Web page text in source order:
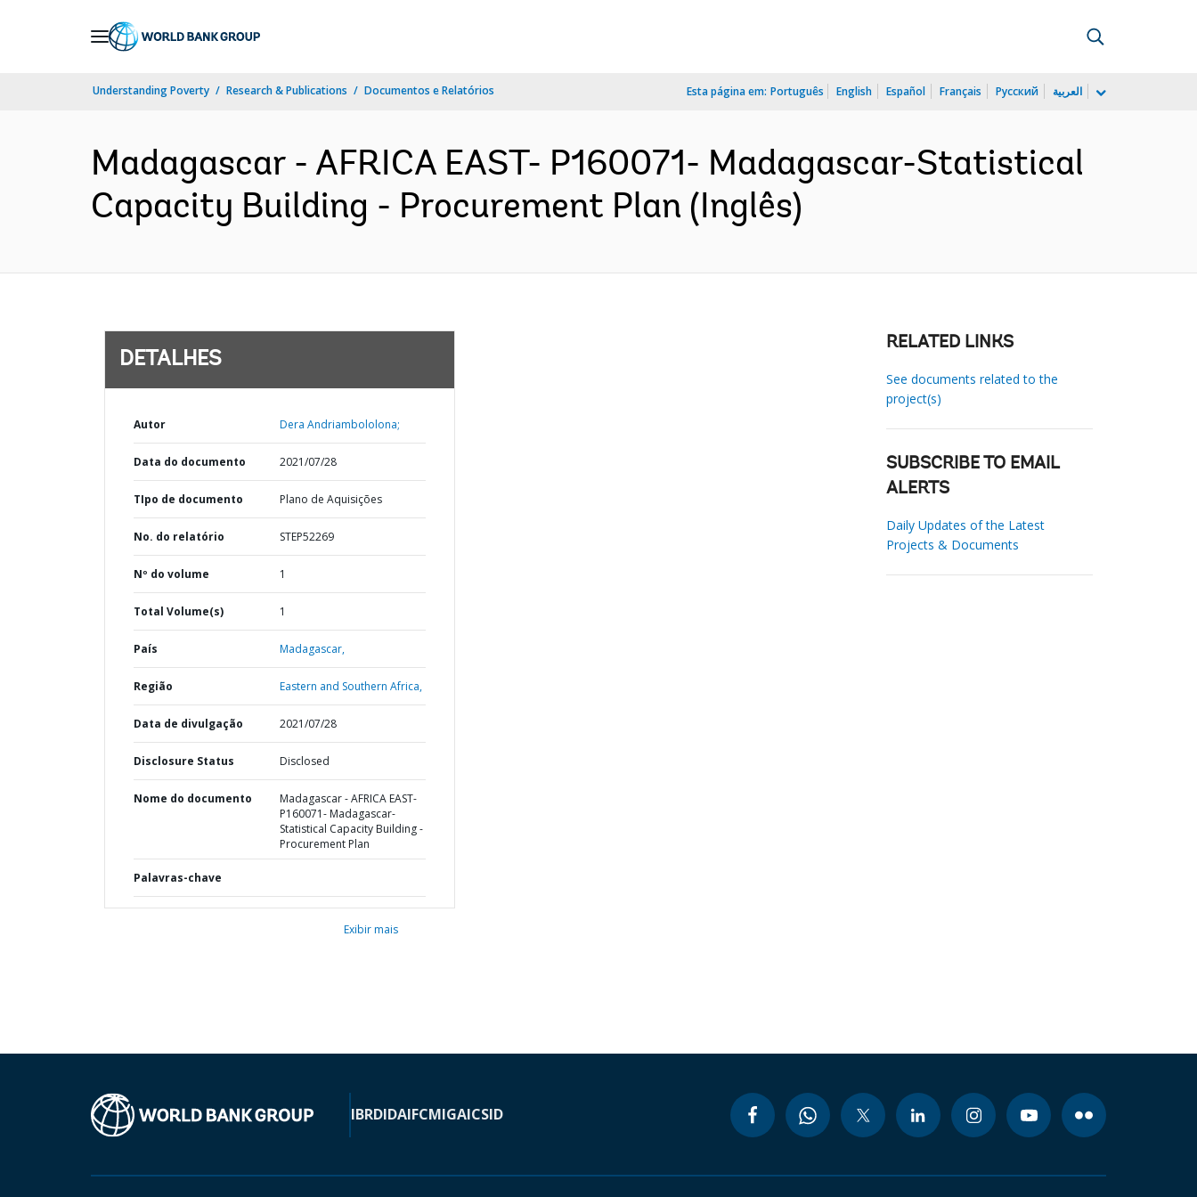
Understanding Poverty Research & Publications Documentos e Relatórios Esta página em: Português English Español Français Русский العربية
Madagascar - AFRICA EAST- P160071- Madagascar-Statistical
Capacity Building - Procurement Plan (Inglês)
DETALHES
Autor Dera Andriambololona;
Data do documento 2021/07/28
TIpo de documento Plano de Aquisições
No. do relatório STEP52269
Nº do volume 1
Total Volume(s) 1
País Madagascar,
Região Eastern and Southern Africa,
Data de divulgação 2021/07/28
Disclosure Status Disclosed
Nome do documento
Madagascar - AFRICA EAST-
P160071- Madagascar-
Statistical Capacity Building -
Procurement Plan
Palavras-chave
Exibir mais
RELATED LINKS
See documents related to the
project(s)
SUBSCRIBE TO EMAIL
ALERTS
Daily Updates of the Latest
Projects & Documents
IBRDIDAIFCMIGAICSID